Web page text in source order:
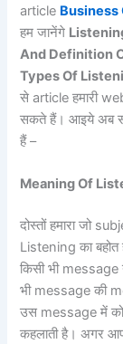
article Business
हम जानेंगे
And Definition
Types Of
से article हमारी
सकते हैं। आइये अब
हैं –
Meaning Of
दोस्तों हमारा जो
Listening का बहोत
किसी भी
भी message की
उस message में
कहलाती है। अगर